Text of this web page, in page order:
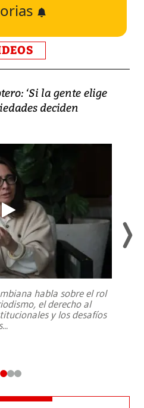
‘Si la gente elige
deciden
habla sobre el rol
el derecho al
y los desafíos
...